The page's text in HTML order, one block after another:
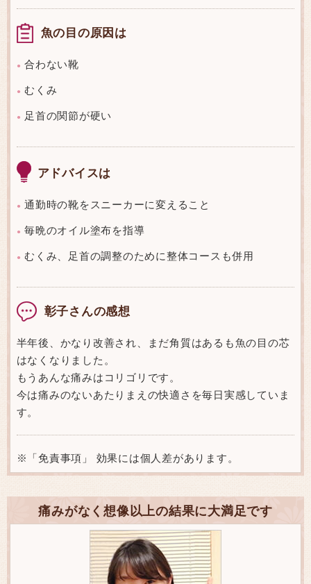
魚の目の原因は
● 合わない靴
● むくみ
● 足首の関節が硬い
アドバイスは
● 通勤時の靴をスニーカーに変えること
● 毎晩のオイル塗布を指導
● むくみ、足首の調整のために整体コースも併用
彰子さんの感想
半年後、かなり改善され、まだ角質はあるも魚の目の芯
はなくなりました。
もうあんな痛みはコリゴリです。
今は痛みのないあたりまえの快適さを毎日実感していま
す。
※「免責事項」 効果には個人差があります。
痛みがなく想像以上の結果に大満足です